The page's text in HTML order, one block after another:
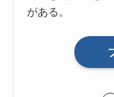
がある。